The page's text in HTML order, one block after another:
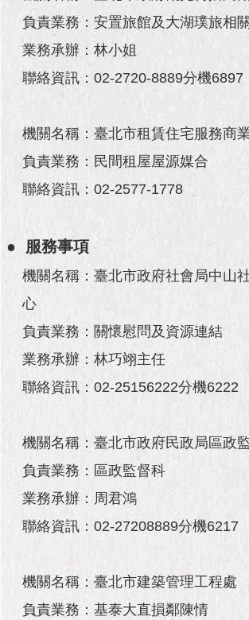
常
見
答
時
聞
澄
語
詞
彙
北
通
陳
統
公
民
參
與
北
負責業務：安置旅館及大湖璞旅相
業務承辦：林小姐
聯絡資訊：02-2720-8889分機6897
機關名稱：臺北市租賃住宅服務商
負責業務：民間租屋屋源媒合
聯絡資訊：02-2577-1778
● 服務事項
機關名稱：臺北市政府社會局中山
心
負責業務：關懷慰問及資源連結
業務承辦：林巧翊主任
聯絡資訊：02-25156222分機6222
機關名稱：臺北市政府民政局區政
負責業務：區政監督科
業務承辦：周君鴻
聯絡資訊：02-27208889分機6217
機關名稱：臺北市建築管理工程處
負責業務：基泰大直損鄰陳情